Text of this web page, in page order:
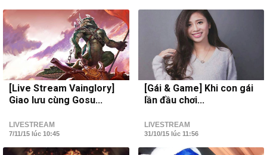
[Live Stream Vainglory]
Giao lưu cùng Gosu...
LIVESTREAM
7/11/15 lúc 10:45
[Gái & Game] Khi con gái
lần đầu chơi...
LIVESTREAM
31/10/15 lúc 11:56